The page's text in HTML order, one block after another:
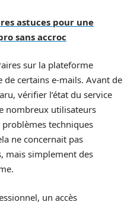
astuces pour une
sans accroc
sur la plateforme
de certains e-mails. Avant de
vérifier l’état du service
nombreux utilisateurs
techniques
ne concernait pas
mais simplement des
un accès